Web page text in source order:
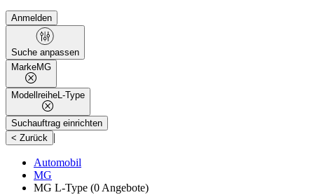
Anmelden
Suche anpassen
MarkeMG
ModellreiheL-Type
Suchauftrag einrichten
< Zurück |
Automobil
MG
MG L-Type (0 Angebote)